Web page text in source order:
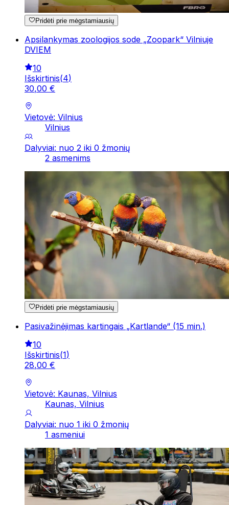
Pridėti prie mėgstamiausių
Apsilankymas zoologijos sode „Zoopark“ Vilniuje
DVIEM
10
Išskirtinis(4)
30,00 €
Vietovė: Vilnius
Vilnius
Dalyviai: nuo 2 iki 0 žmonių
2 asmenims
Pridėti prie mėgstamiausių
Pasivažinėjimas kartingais „Kartlande“ (15 min.)
10
Išskirtinis(1)
28,00 €
Vietovė: Kaunas, Vilnius
Kaunas, Vilnius
Dalyviai: nuo 1 iki 0 žmonių
1 asmeniui